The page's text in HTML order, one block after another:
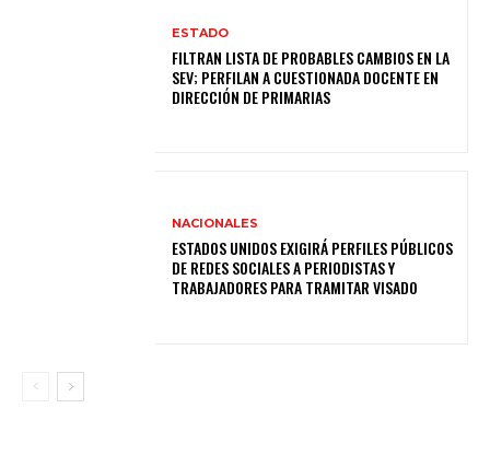
ESTADO
FILTRAN LISTA DE PROBABLES CAMBIOS EN LA
SEV; PERFILAN A CUESTIONADA DOCENTE EN
DIRECCIÓN DE PRIMARIAS
NACIONALES
ESTADOS UNIDOS EXIGIRÁ PERFILES PÚBLICOS
DE REDES SOCIALES A PERIODISTAS Y
TRABAJADORES PARA TRAMITAR VISADO